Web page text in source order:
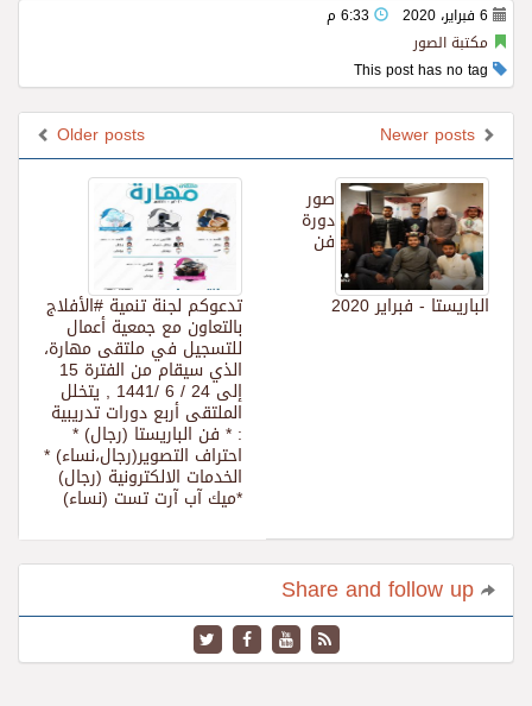
6 فبراير، 2020
مكتبة الصور
Older posts
تدعوكم لجنة تنمية #الأفلاج
بالتعاون مع جمعية أعمال
للتسجيل في ملتقى مهارة،
الذي سيقام من الفترة 15
إلى 24 / 6 /1441 , يتخلل
الملتقى أربع دورات تدريبية
: * فن الباريستا (رجال) *
احتراف التصوير(رجال،نساء) *
الخدمات الالكترونية (رجال)
*ميك آب آرت تست (نساء)
صور
دورة
فن
الباريستا - فبراير 2020